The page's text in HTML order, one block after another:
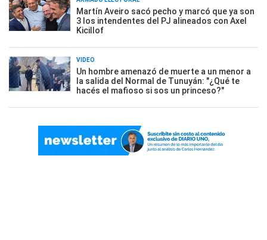
Martín Aveiro sacó pecho y marcó que ya son
3 los intendentes del PJ alineados con Axel
Kicillof
VIDEO
Un hombre amenazó de muerte a un menor a
la salida del Normal de Tunuyán: "¿Qué te
hacés el mafioso si sos un princeso?"